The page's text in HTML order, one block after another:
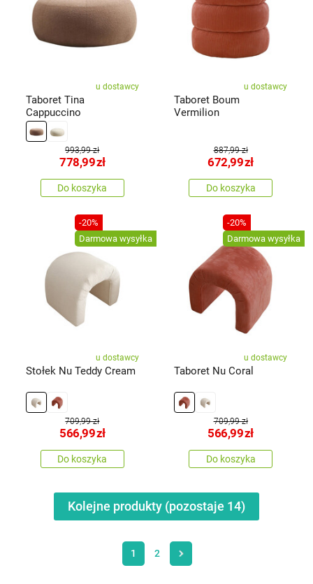
u dostawcy
Taboret Tina
Cappuccino
993,99 zł
778,99zł
Do koszyka
u dostawcy
Taboret Boum
Vermilion
887,99 zł
672,99zł
Do koszyka
-20%
Darmowa wysyłka
u dostawcy
Stołek Nu Teddy Cream
709,99 zł
566,99zł
Do koszyka
-20%
Darmowa wysyłka
u dostawcy
Taboret Nu Coral
709,99 zł
566,99zł
Do koszyka
Kolejne produkty (pozostaje 14)
1 2